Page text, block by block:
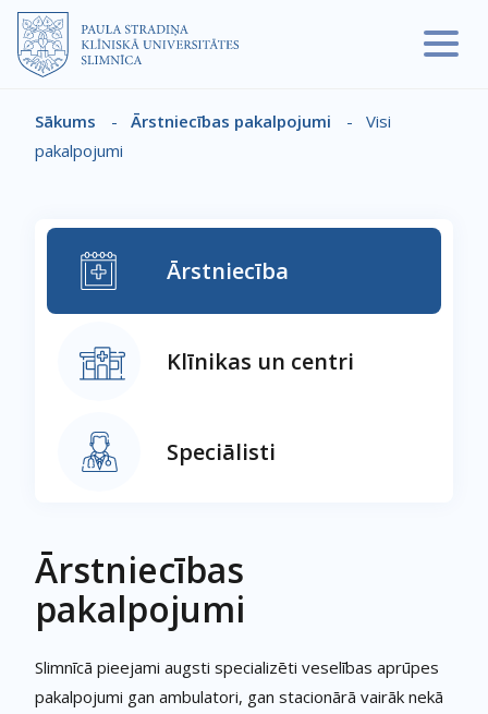
Pārlekt uz galveno saturu
Atpakaļceļš
Sākums - Ārstniecības pakalpojumi -
Visi
pakalpojumi
Ārstniecība
Klīnikas un centri
Speciālisti
Ārstniecības
pakalpojumi
Slimnīcā pieejami augsti specializēti veselības aprūpes
pakalpojumi gan ambulatori, gan stacionārā vairāk nekā